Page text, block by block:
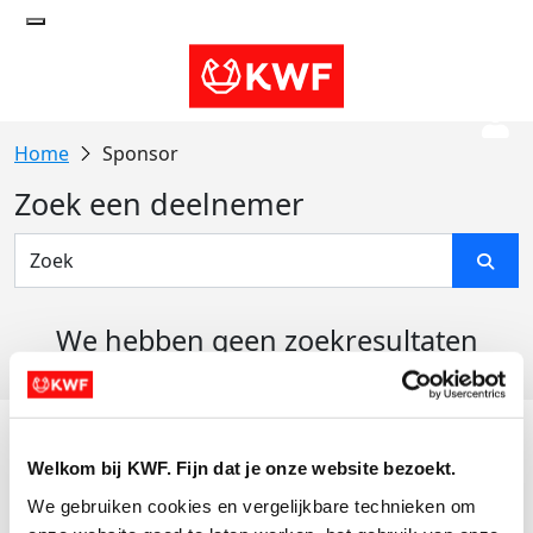
Welkom bij KWF. Fijn dat je onze website bezoekt.
We gebruiken cookies en vergelijkbare technieken om
Sponsor
Zoek een deelnemer
We hebben geen zoekresultaten
Actiematerialen
Evenementen